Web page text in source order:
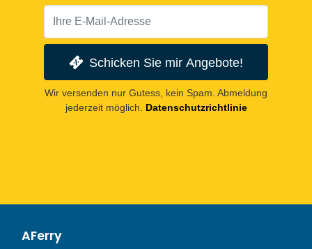
Schicken Sie mir Angebote!
Wir versenden nur Gutess, kein Spam. Abmeldung
jederzeit möglich.
Datenschutzrichtlinie
AFerry